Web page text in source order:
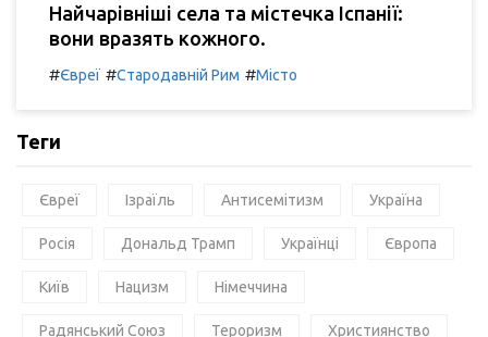
Найчарівніші села та містечка Іспанії:
вони вразять кожного.
#Євреї #Стародавній Рим #Місто
Теги
Євреї Ізраїль Антисемітизм Україна
Росія Дональд Трамп Українці Європа
Київ Нацизм Німеччина
Радянський Союз Тероризм Християнство